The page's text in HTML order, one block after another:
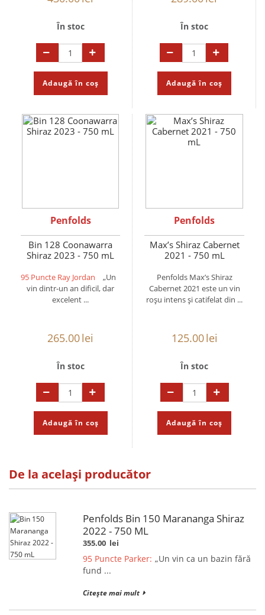
În stoc
Adaugă în coș
În stoc
Adaugă în coș
Penfolds
Bin 128 Coonawarra
Shiraz 2023 - 750 mL
95 Puncte Ray Jordan
„Un
vin dintr-un an dificil, dar
excelent ...
265.00lei
În stoc
Adaugă în coș
Penfolds
Max’s Shiraz Cabernet
2021 - 750 mL
Penfolds Max’s Shiraz
Cabernet 2021 este un vin
roșu intens și catifelat din ...
125.00lei
În stoc
Adaugă în coș
De la același producător
Penfolds Bin 150 Marananga Shiraz
2022 - 750 ML
355.00 lei
95 Puncte Parker: „Un vin ca un bazin fără
fund ...
Citește mai mult